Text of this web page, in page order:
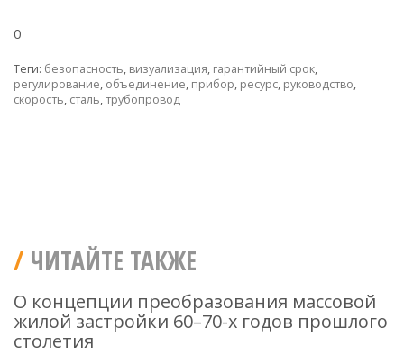
0
Теги: безопасность, визуализация, гарантийный срок,
регулирование, объединение, прибор, ресурс, руководство,
скорость, сталь,трубопровод
ЧИТАЙТЕ ТАКЖЕ
О концепции преобразования массовой
жилой застройки 60–70-х годов прошлого
столетия